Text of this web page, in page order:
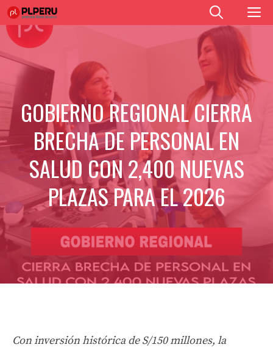
Saltar
al
contenido
GOBIERNO REGIONAL CIERRA
BRECHA DE PERSONAL EN
SALUD CON 2,400 NUEVAS
PLAZAS PARA EL 2026
Con inversión histórica de S/150 millones, la